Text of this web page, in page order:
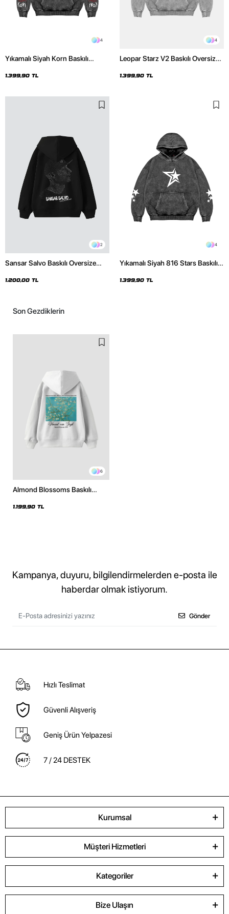
4
Yıkamalı Siyah Korn Baskılı
1.399,90 TL
4
Leopar Starz V2 Baskılı Oversize
Hoodie
1.399,90 TL
2
Sansar Salvo Baskılı Oversize
1.200,00 TL
4
Yıkamalı Siyah 816 Stars Baskılı
1.399,90 TL
Son Gezdiklerin
6
Almond Blossoms Baskılı
1.199,90 TL
Kampanya, duyuru, bilgilendirmelerden e-posta ile
haberdar olmak istiyorum.
Gönder
Hızlı Teslimat
Güvenli Alışveriş
Geniş Ürün Yelpazesi
7 / 24 DESTEK
Kurumsal
Müşteri Hizmetleri
Kategoriler
Bize Ulaşın